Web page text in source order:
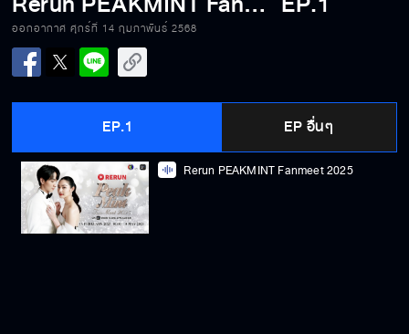
ออกอากาศ ศุกร์ที่ 14 กุมภาพันธ์ 2568
EP.1 EP อื่นๆ
Rerun PEAKMINT Fanmeet 2025